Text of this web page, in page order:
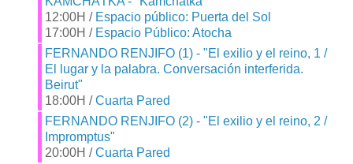
12:00H / Espacio público: Puerta del Sol
17:00H / Espacio Público: Atocha
FERNANDO RENJIFO (1) - "El exilio y el reino, 1 /
El lugar y la palabra. Conversación interferida.
Beirut"
18:00H /Cuarta Pared
FERNANDO RENJIFO (2) - "El exilio y el reino, 2 /
Impromptus"
20:00H /Cuarta Pared